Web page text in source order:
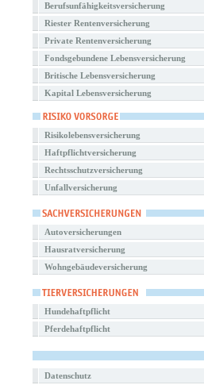
Berufsunfähigkeitsversicherung
Riester Rentenversicherung
Private Rentenversicherung
Fondsgebundene Lebensversicherung
Britische Lebensversicherung
Kapital Lebensversicherung
Risikolebensversicherung
Haftpflichtversicherung
Rechtsschutzversicherung
Unfallversicherung
Autoversicherungen
Hausratversicherung
Wohngebäudeversicherung
Hundehaftpflicht
Pferdehaftpflicht
Datenschutz